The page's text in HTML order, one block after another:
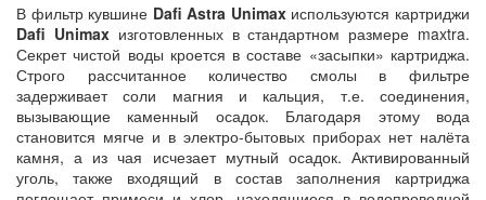
В фильтр кувшине Dafi Astra Unimaxиспользуются картриджи
Dafi Unimaxизготовленных в стандартном размере maxtra.
Секрет чистой воды кроется в составе «засыпки» картриджа.
Строго рассчитанное количество смолы в фильтре
задерживает соли магния и кальция, т.е. соединения,
вызывающие каменный осадок. Благодаря этому вода
становится мягче и в электро-бытовых приборах нет налёта
камня, а из чая исчезает мутный осадок. Активированный
уголь, также входящий в состав заполнения картриджа